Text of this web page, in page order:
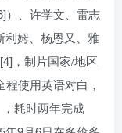
）、许学文、雷志
利姆、杨恩又、雅
，制片国家/地区
使用英语对白，
耗时两年完成